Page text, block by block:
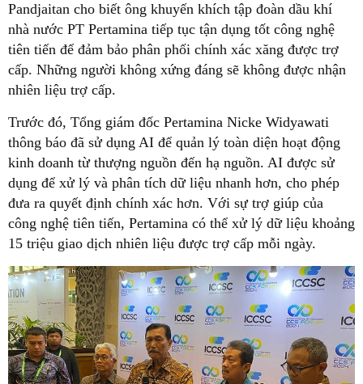
Pandjaitan cho biết ông khuyến khích tập đoàn dầu khí
nhà nước PT Pertamina tiếp tục tận dụng tốt công nghệ
tiên tiến để đảm bảo phân phối chính xác xăng được trợ
cấp. Những người không xứng đáng sẽ không được nhận
nhiên liệu trợ cấp.
Trước đó, Tổng giám đốc Pertamina Nicke Widyawati
thông báo đã sử dụng AI để quản lý toàn diện hoạt động
kinh doanh từ thượng nguồn đến hạ nguồn. AI được sử
dụng để xử lý và phân tích dữ liệu nhanh hơn, cho phép
đưa ra quyết định chính xác hơn. Với sự trợ giúp của
công nghệ tiên tiến, Pertamina có thể xử lý dữ liệu khoảng
15 triệu giao dịch nhiên liệu được trợ cấp mỗi ngày.